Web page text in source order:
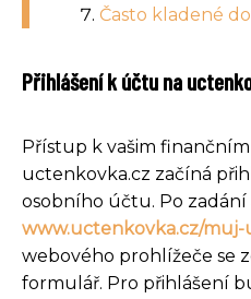
Často kladené
Přihlášení k účtu na
Přístup k vašim
uctenkovka.cz začíná
osobního účtu. Po zadání
www.uctenkovka.cz/
webového prohlížeče se
formulář. Pro přihlášení